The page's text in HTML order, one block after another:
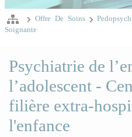
Offre De Soins
Soignante
Psychiatrie de
l’adolescent -
filière extra-
l'enfance